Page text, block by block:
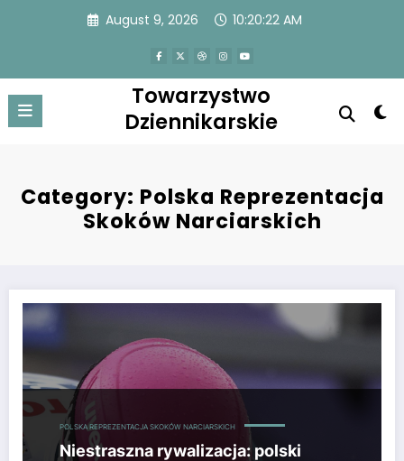
August 9, 2026 10:20:23 AM
Towarzystwo
Dziennikarskie
Category: Polska Reprezentacja
Skoków Narciarskich
Niestraszna rywalizacja: polski skoczek porzuca skoki i wywołuje
POLSKA REPREZENTACJA SKOKÓW NARCIARSKICH
Niestraszna rywalizacja: polski